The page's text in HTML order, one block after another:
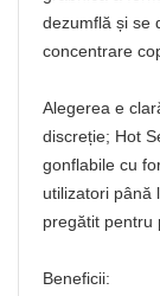
dezumflă și se
concentrare
Alegerea e
discreție; Hot
gonflabile cu
utilizatori până
pregătit pentru
Beneficii: